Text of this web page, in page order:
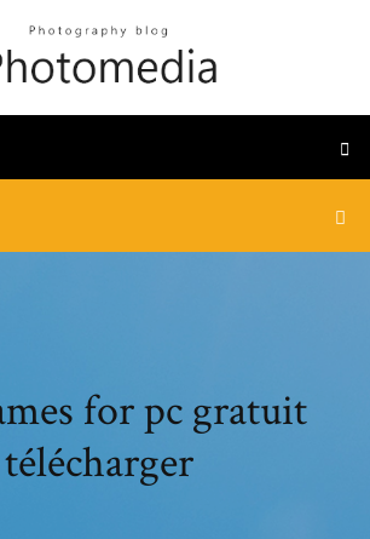
for pc gratuit
télécharger